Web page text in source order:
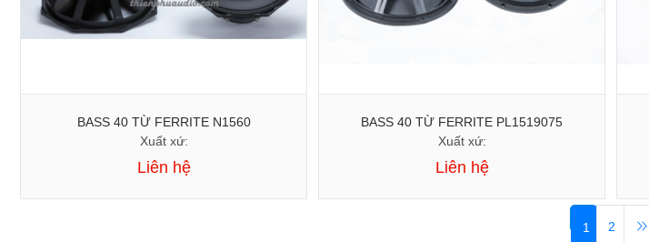
BASS 40 TỪ FERRITE N1560
Xuất xứ:
Liên hệ
BASS 40 TỪ FERRITE PL1519075
Xuất xứ:
Liên hệ
1 2